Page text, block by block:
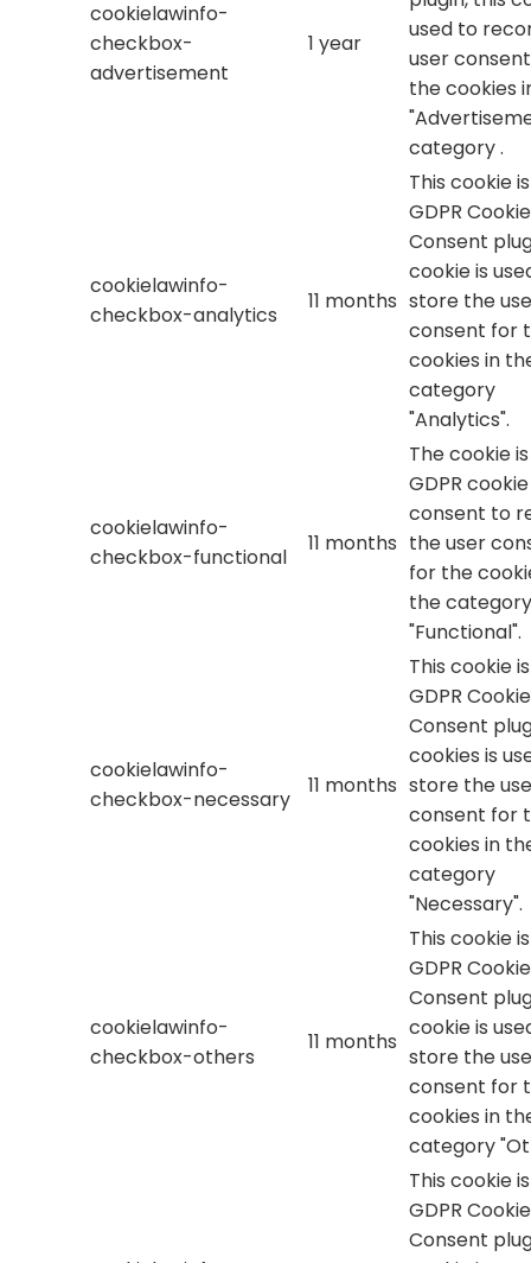
cookielawinfo-
checkbox-
advertisement
1 year
used to
user
the cookies
category .
cookielawinfo-
checkbox-analytics
11 months
This cookie
GDPR Cookie
Consent
cookie is
store the
consent for
cookies in
category
"Analytics".
cookielawinfo-
checkbox-functional
11 months
The cookie
GDPR cookie
consent to
the user
for the
the category
"Functional".
cookielawinfo-
checkbox-necessary
11 months
This cookie
GDPR Cookie
Consent
cookies is
store the
consent for
cookies in
category
"Necessary".
cookielawinfo-
checkbox-others
11 months
This cookie
GDPR Cookie
Consent
cookie is
store the
consent for
cookies in
category
This cookie
GDPR Cookie
Consent